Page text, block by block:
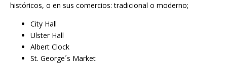
históricos, o en sus comercios: tradicional o moderno;
City Hall
Ulster Hall
Albert Clock
St. George´s Market